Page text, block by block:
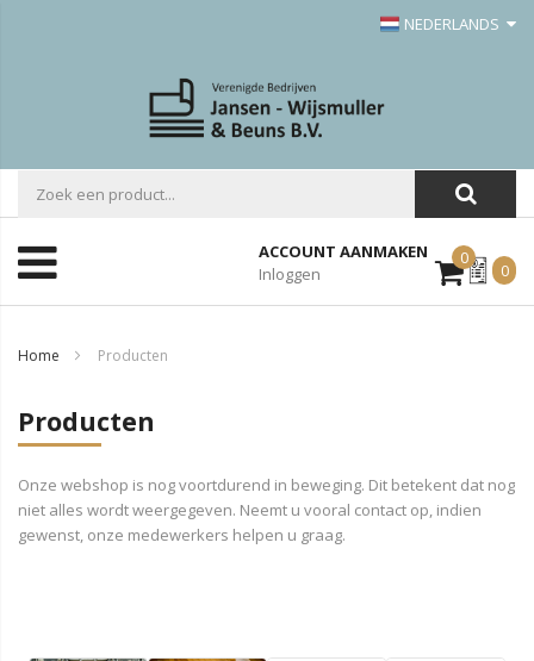
NEDERLANDS
ACCOUNT AANMAKEN
Inloggen
0Mijn
Offerte
0
Home Producten
Producten
Onze webshop is nog voortdurend in beweging. Dit betekent dat nog
niet alles wordt weergegeven. Neemt u vooral contact op, indien
gewenst, onze medewerkers helpen u graag.